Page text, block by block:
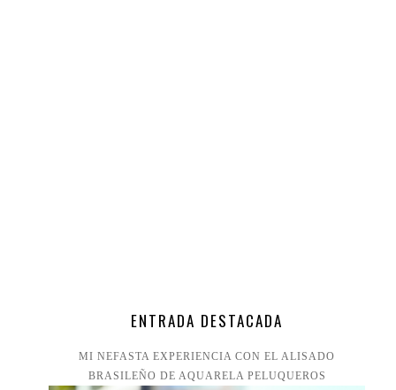
ENTRADA DESTACADA
MI NEFASTA EXPERIENCIA CON EL ALISADO
BRASILEÑO DE AQUARELA PELUQUEROS